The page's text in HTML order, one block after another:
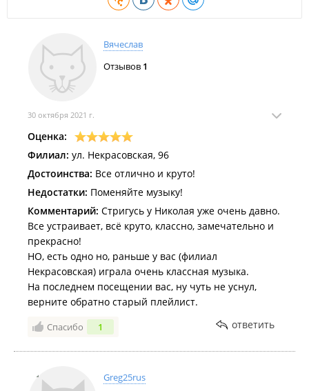
Вячеслав
Отзывов 1
30 октября 2021 г.
Оценка:
Филиал: ул. Некрасовская, 96
Достоинства: Все отлично и круто!
Недостатки: Поменяйте музыку!
Комментарий: Стригусь у Николая уже очень давно.
Все устраивает, всё круто, классно, замечательно и
прекрасно!
НО, есть одно но, раньше у вас (филиал
Некрасовская) играла очень классная музыка.
На последнем посещении вас, ну чуть не уснул,
верните обратно старый плейлист.
Спасибо 1 ответить
Greg25rus